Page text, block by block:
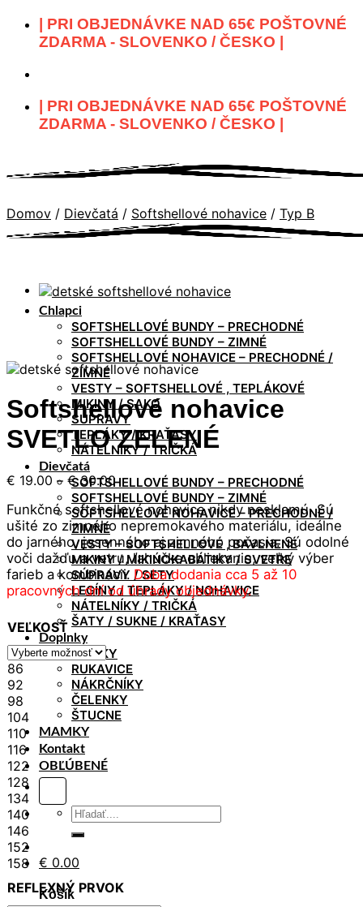
Skip
| PRI OBJEDNÁVKE NAD 65€ POŠTOVNÉ
ZDARMA - SLOVENKO / ČESKO |
| PRI OBJEDNÁVKE NAD 65€ POŠTOVNÉ
ZDARMA - SLOVENKO / ČESKO |
Chlapci
SOFTSHELLOVÉ BUNDY – PRECHODNÉ
SOFTSHELLOVÉ BUNDY – ZIMNÉ
SOFTSHELLOVÉ NOHAVICE – PRECHODNÉ /
ZIMNÉ
VESTY – SOFTSHELLOVÉ , TEPLÁKOVÉ
MIKINY / SAKO
SÚPRAVY
TEPLÁKY / KRAŤASY
NÁTELNÍKY / TRIČKÁ
Dievčatá
SOFTSHELLOVÉ BUNDY – PRECHODNÉ
SOFTSHELLOVÉ BUNDY – ZIMNÉ
SOFTSHELLOVÉ NOHAVICE – PRECHODNÉ /
ZIMNÉ
VESTY – SOFTSHELLOVÉ , BAVLNENÉ
MIKINY / MIKINOKABÁTIKY / SVETRE
SÚPRAVY / SETY
LEGÍNY / TEPLÁKY / NOHAVICE
NÁTELNÍKY / TRIČKÁ
ŠATY / SUKNE / KRAŤASY
Doplnky
ČIAPKY
RUKAVICE
NÁKRČNÍKY
ČELENKY
ŠTUCNE
MAMKY
Kontakt
OBĽÚBENÉ
Hľadať:
€ 0.00
Košík
Domov / Dievčatá / Softshellové nohavice / Typ B
Softshellové nohavice
SVETLO ZELENÉ
€ 19.00 – €30.00Price
range:
€ 19.00
through
€ 30.00
Funkčné softshellové nohavice nikdy nesklamú. Sú
ušité zo zimného nepremokavého materiálu, ideálne
do jarného, jesenného aj zimného počasia. Sú odolné
voči dažďu a vetru, ľahúčke obliekanie, veľký výber
farieb a kombinácii. Doba dodania cca 5 až 10
pracovných dní od úhrady objednávky.
VEĽKOSŤ
86
92
98
104
110
116
122
128
134
140
146
152
158
REFLEXNÝ PRVOK